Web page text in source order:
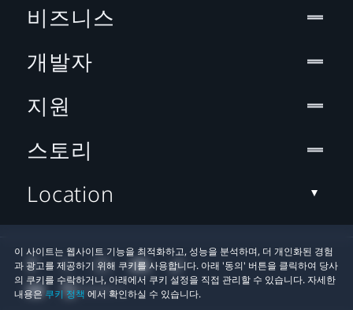
이 사이트는 웹사이트 기능을 최적화하고, 성능을 분석하며, 더 개인화된 경험
과 광고를 제공하기 위해 쿠키를 사용합니다. 아래 '동의' 버튼을 클릭하여 당사
의 쿠키를 수락하거나, 아래에서 쿠키 설정을 직접 관리할 수 있습니다. 자세한
내용은 쿠키 정책 에서 확인하실 수 있습니다.
비즈니스
개발자
지원
스토리
Location